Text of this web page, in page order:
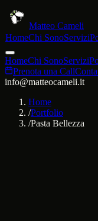
Matteo Cameli
HomeChi SonoServizi
HomeChi SonoServizi
Prenota una Call
info@matteocameli.it
Home
/Portfolio
/Pasta Bellezza